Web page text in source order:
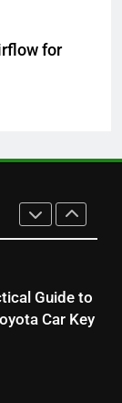
for
Look at
Search
Guide to
Car Key